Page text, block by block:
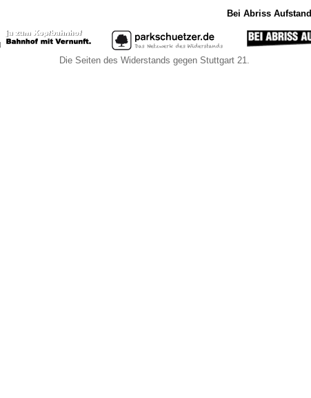
Bei Abriss Aufstand
Die Seiten des Widerstands gegen Stuttgart 21.